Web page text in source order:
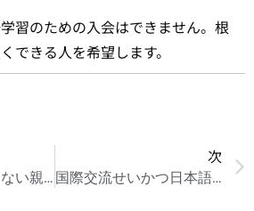
習のための入会はできません。根
できる人を希望します。
日本語を母語としない親と子どものための進路ガイダンス 千葉実行委員会
次
国際交流せいかつ日本語みはま会